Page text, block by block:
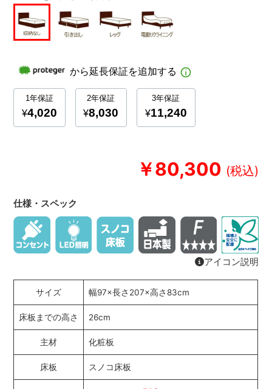
￥80,300
仕様・スペック
アイコン説明
サイズ 幅97×長さ207×高さ83cm
床板までの高さ 26cm
主材 化粧板
床板 スノコ床板